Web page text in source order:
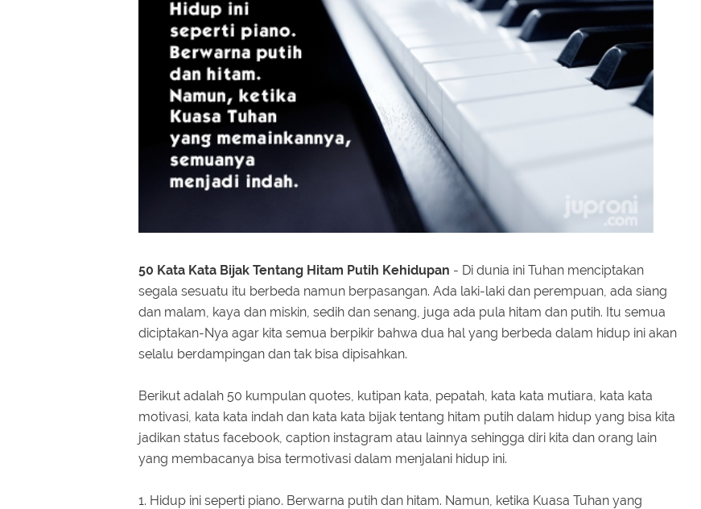
50 Kata Kata Bijak Tentang Hitam Putih Kehidupan - Di dunia ini Tuhan menciptakan
segala sesuatu itu berbeda namun berpasangan. Ada laki-laki dan perempuan, ada siang
dan malam, kaya dan miskin, sedih dan senang, juga ada pula hitam dan putih. Itu semua
diciptakan-Nya agar kita semua berpikir bahwa dua hal yang berbeda dalam hidup ini akan
selalu berdampingan dan tak bisa dipisahkan.
Berikut adalah 50 kumpulan quotes, kutipan kata, pepatah, kata kata mutiara, kata kata
motivasi, kata kata indah dan kata kata bijak tentang hitam putih dalam hidup yang bisa kita
jadikan status facebook, caption instagram atau lainnya sehingga diri kita dan orang lain
yang membacanya bisa termotivasi dalam menjalani hidup ini.
1. Hidup ini seperti piano. Berwarna putih dan hitam. Namun, ketika Kuasa Tuhan yang